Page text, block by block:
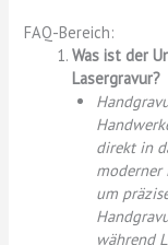
FAQ-Bereich:
Was ist der
Lasergravur?
direkt in
moderner
um
während